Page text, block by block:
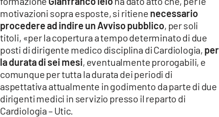
motivazioni sopra esposte, si ritiene necessario
procedere ad indire un Avviso pubblico, per soli
titoli, «per la copertura a tempo determinato di due
posti di dirigente medico disciplina di Cardiologia, per
la durata di sei mesi, eventualmente prorogabili, e
comunque per tutta la durata dei periodi di
aspettativa attualmente in godimento da parte di due
dirigenti medici in servizio presso il reparto di
Cardiologia – Utic.